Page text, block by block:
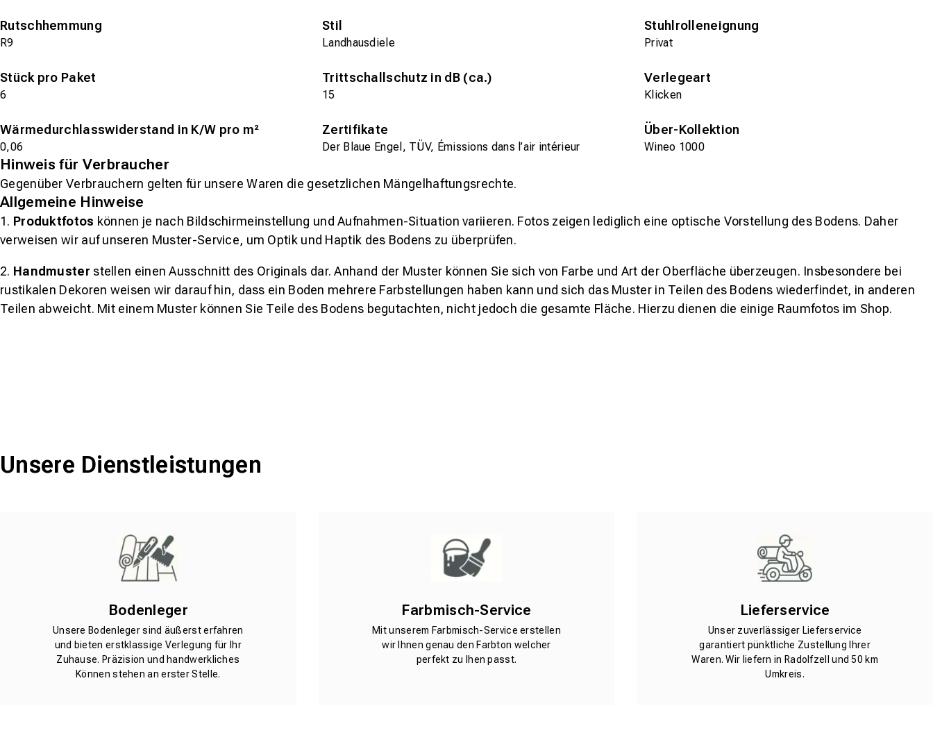
Rutschhemmung
R9
Stil
Landhausdiele
Stuhlrolleneignung
Privat
Stück pro Paket
6
Trittschallschutz in dB (ca.)
15
Verlegeart
Klicken
Wärmedurchlasswiderstand in K/W pro m²
0,06
Zertifikate
Der Blaue Engel, TÜV, Émissions dans l’air intérieur
Über-Kollektion
Wineo 1000
Hinweis für Verbraucher
Gegenüber Verbrauchern gelten für unsere Waren die gesetzlichen Mängelhaftungsrechte.
Allgemeine Hinweise
1. Produktfotos können je nach Bildschirmeinstellung und Aufnahmen-Situation variieren. Fotos zeigen lediglich eine optische Vorstellung des Bodens. Daher
verweisen wir auf unseren Muster-Service, um Optik und Haptik des Bodens zu überprüfen.
2. Handmuster stellen einen Ausschnitt des Originals dar. Anhand der Muster können Sie sich von Farbe und Art der Oberfläche überzeugen. Insbesondere bei
rustikalen Dekoren weisen wir darauf hin, dass ein Boden mehrere Farbstellungen haben kann und sich das Muster in Teilen des Bodens wiederfindet, in anderen
Teilen abweicht. Mit einem Muster können Sie Teile des Bodens begutachten, nicht jedoch die gesamte Fläche. Hierzu dienen die einige Raumfotos im Shop.
Unsere Dienstleistungen
Bodenleger
Unsere Bodenleger sind äußerst erfahren
und bieten erstklassige Verlegung für Ihr
Zuhause. Präzision und handwerkliches
Können stehen an erster Stelle.
Farbmisch-Service
Mit unserem Farbmisch-Service erstellen
wir Ihnen genau den Farbton welcher
perfekt zu Ihen passt.
Lieferservice
Unser zuverlässiger Lieferservice
garantiert pünktliche Zustellung Ihrer
Waren. Wir liefern in Radolfzell und 50 km
Umkreis.